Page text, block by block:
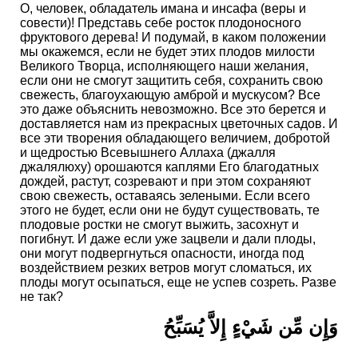
О, человек, обладатель имана и инсафа (веры и
совести)! Представь себе росток плодоносного
фруктового дерева! И подумай, в каком положении
мы окажемся, если не будет этих плодов милости
Великого Творца, исполняющего наши желания,
если они не смогут защитить себя, сохранить свою
свежесть, благоухающую амброй и мускусом? Все
это даже объяснить невозможно. Все это берется и
доставляется нам из прекрасных цветочных садов. И
все эти творения обладающего величием, добротой
и щедростью Всевышнего Аллаха (джалля
джалялюху) орошаются каплями Его благодатных
дождей, растут, созревают и при этом сохраняют
свою свежесть, оставаясь зелеными. Если всего
этого не будет, если они не будут существовать, те
плодовые ростки не смогут выжить, засохнут и
погибнут. И даже если уже зацвели и дали плоды,
они могут подвергнуться опасности, иногда под
воздействием резких ветров могут сломаться, их
плоды могут осыпаться, еще не успев созреть. Разве
не так?
وَإِن مِّن شَيْءٍ إِلاَّ يُسَبِّحُ